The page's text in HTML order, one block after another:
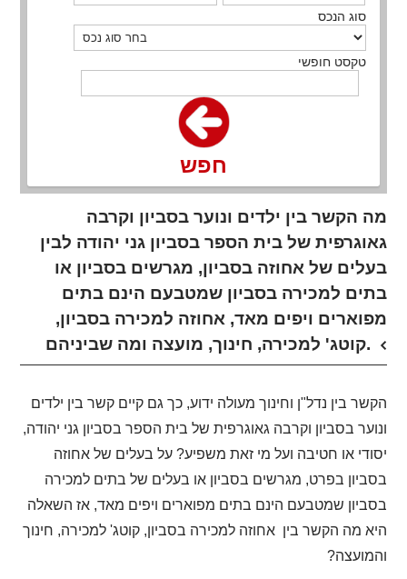
סוג הנכס
טקסט חופשי
חפש
מה הקשר בין ילדים ונוער בסביון וקרבה
גאוגרפית של בית הספר בסביון גני יהודה לבין
בעלים של אחוזה בסביון, מגרשים בסביון או
בתים למכירה בסביון שמטבעם הינם בתים
מפוארים ויפים מאד, אחוזה למכירה בסביון,
קוטג' למכירה, חינוך, מועצה ומה שביניהם.
הקשר בין נדל"ן וחינוך מעולה ידוע, כך גם קיים קשר בין ילדים
ונוער בסביון וקרבה גאוגרפית של בית הספר בסביון גני יהודה,
יסודי או חטיבה ועל מי זאת משפיע? על בעלים של אחוזה
בסביון בפרט, מגרשים בסביון או בעלים של בתים למכירה
בסביון שמטבעם הינם בתים מפוארים ויפים מאד, אז השאלה
היא מה הקשר בין אחוזה למכירה בסביון, קוטג' למכירה, חינוך
והמועצה?